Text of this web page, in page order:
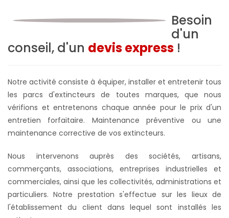
Besoin
d'un
conseil, d'un devis express !
Notre activité consiste à équiper, installer et entretenir tous
les parcs d'extincteurs de toutes marques, que nous
vérifions et entretenons chaque année pour le prix d'un
entretien forfaitaire. Maintenance préventive ou une
maintenance corrective de vos extincteurs.
Nous intervenons auprès des sociétés, artisans,
commerçants, associations, entreprises industrielles et
commerciales, ainsi que les collectivités, administrations et
particuliers. Notre prestation s'effectue sur les lieux de
l'établissement du client dans lequel sont installés les